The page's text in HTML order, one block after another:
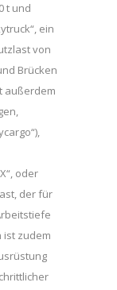
t und
ein
von
Brücken
außerdem
oder
der für
ist zudem